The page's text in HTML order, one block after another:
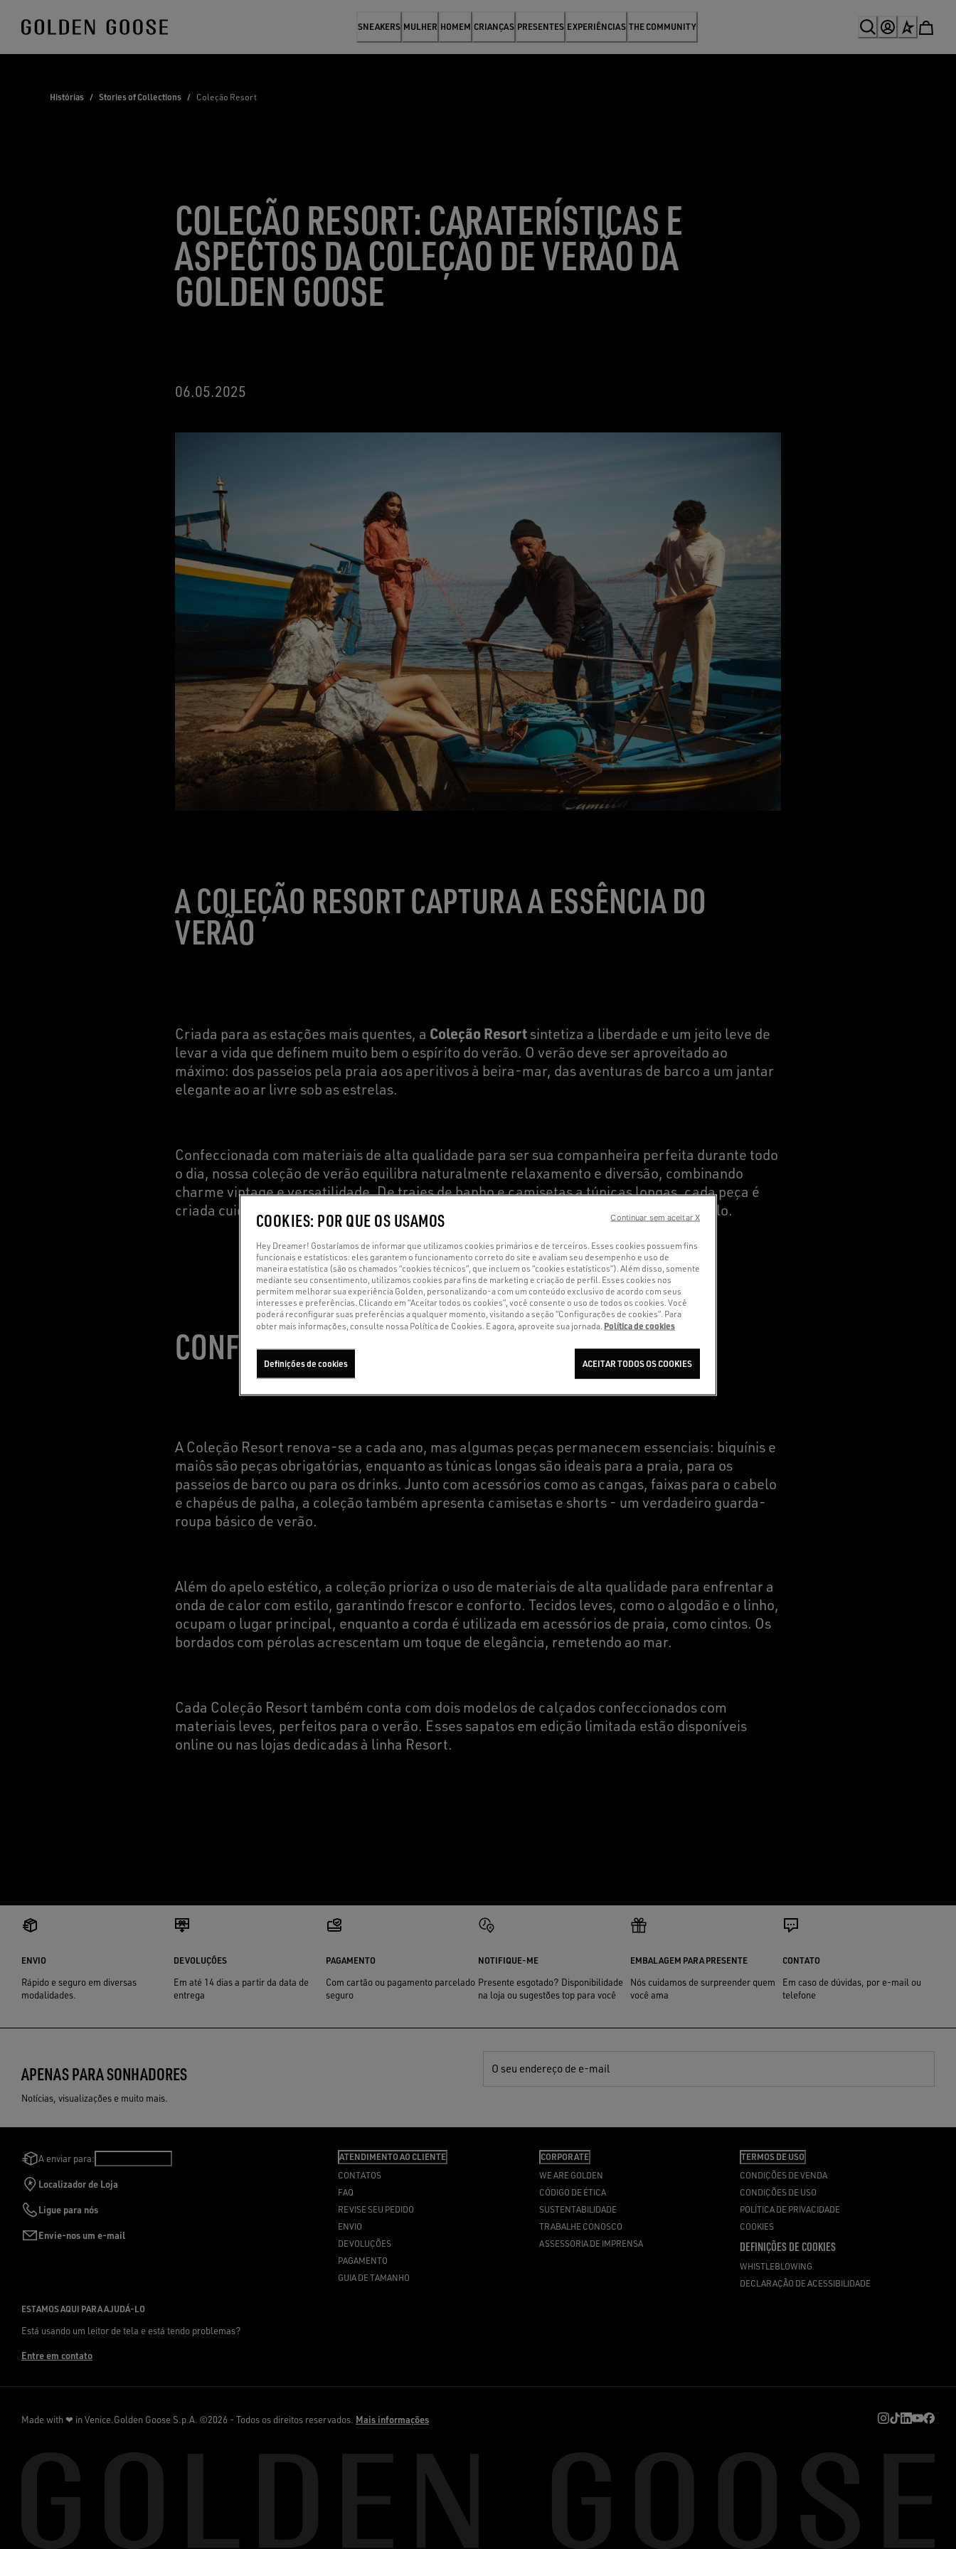
SNEAKERS MULHER HOMEM CRIANÇAS PRESENTES EXPERIÊNCIAS THE COMMUNITY
Histórias / Stories of Collections / Coleção Resort
COLEÇÃO RESORT: CARATERÍSTICAS E
ASPECTOS DA COLEÇÃO DE VERÃO DA
GOLDEN GOOSE
06.05.2025
A COLEÇÃO RESORT CAPTURA A ESSÊNCIA DO
VERÃO
Criada para as estações mais quentes, a Coleção Resort sintetiza a liberdade e um jeito leve de
levar a vida que definem muito bem o espírito do verão. O verão deve ser aproveitado ao
máximo: dos passeios pela praia aos aperitivos à beira-mar, das aventuras de barco a um jantar
elegante ao ar livre sob as estrelas.
Confeccionada com materiais de alta qualidade para ser sua companheira perfeita durante todo
o dia, nossa coleção de verão equilibra naturalmente relaxamento e diversão, combinando
charme vintage e versatilidade. Detrajes de banhoecamisetas a túnicas longas, cada peça é
criada cuidadosamente para proporcionar o máximo conforto sem comprometer o estilo.
CONFORTÁVEL, DIVERTIDA E VERSÁTIL
A Coleção Resort renova-se a cada ano, mas algumas peças permanecem essenciais: biquínis e
maiôs são peças obrigatórias, enquanto as túnicas longas são ideais para a praia, para os
passeios de barco ou para os drinks. Junto com acessórios como as cangas, faixas para o cabelo
e chapéus de palha, a coleção também apresenta camisetas e shorts - um verdadeiro guarda-
roupa básico de verão.
Além do apelo estético, a coleção prioriza o uso de materiais de alta qualidade para enfrentar a
onda de calor com estilo, garantindo frescor e conforto. Tecidos leves, como o algodão e o linho,
ocupam o lugar principal, enquanto a corda é utilizada em acessórios de praia, como cintos. Os
bordados com pérolas acrescentam um toque de elegância, remetendo ao mar.
Cada Coleção Resort também conta com dois modelos de calçados confeccionados com
materiais leves, perfeitos para o verão. Esses sapatos em edição limitada estão disponíveis
online ou nas lojas dedicadas à linha Resort.
ENVIO
Rápido e seguro em diversas
modalidades.
DEVOLUÇÕES
Em até 14 dias a partir da data de
entrega
PAGAMENTO
Com cartão ou pagamento parcelado
seguro
NOTIFIQUE-ME
Presente esgotado? Disponibilidade
na loja ou sugestões top para você
EMBALAGEM PARA PRESENTE
Nós cuidamos de surpreender quem
você ama
CONTATO
Em caso de dúvidas, por e-mail ou
telefone
APENAS PARA SONHADORES
Notícias, visualizações e muito mais.
O seu endereço de e-mail
A enviar para:
Localizador de Loja
Ligue para nós
Envie-nos um e-mail
ATENDIMENTO AO CLIENTE
CONTATOS
FAQ
REVISE SEU PEDIDO
ENVIO
DEVOLUÇÕES
PAGAMENTO
GUIA DE TAMANHO
CORPORATE
WE ARE GOLDEN
CÓDIGO DE ÉTICA
SUSTENTABILIDADE
TRABALHE CONOSCO
ASSESSORIA DE IMPRENSA
TERMOS DE USO
CONDIÇÕES DE VENDA
CONDIÇÕES DE USO
POLÍTICA DE PRIVACIDADE
COOKIES
DEFINIÇÕES DE COOKIES
WHISTLEBLOWING
DECLARAÇÃO DE ACESSIBILIDADE
ESTAMOS AQUI PARA AJUDÁ-LO
Está usando um leitor de tela e está tendo problemas?
Entre em contato
Made with ❤ in Venice.Golden Goose S.p.A. ©2026 - Todos os direitos reservados. Mais informações
COOKIES: POR QUE OS USAMOS
Hey Dreamer! Gostaríamos de informar que utilizamos cookies primários e de terceiros. Esses cookies possuem fins
funcionais e estatísticos: eles garantem o funcionamento correto do site e avaliam seu desempenho e uso de
maneira estatística (são os chamados “cookies técnicos”, que incluem os “cookies estatísticos”). Além disso, somente
mediante seu consentimento, utilizamos cookies para fins de marketing e criação de perfil. Esses cookies nos
permitem melhorar sua experiência Golden, personalizando-a com um conteúdo exclusivo de acordo com seus
interesses e preferências. Clicando em “Aceitar todos os cookies”, você consente o uso de todos os cookies. Você
poderá reconfigurar suas preferências a qualquer momento, visitando a seção “Configurações de cookies”. Para
obter mais informações, consulte nossa Política de Cookies. E agora, aproveite sua jornada. Política de cookies
Definições de cookies ACEITAR TODOS OS COOKIES
Continuar sem aceitar X